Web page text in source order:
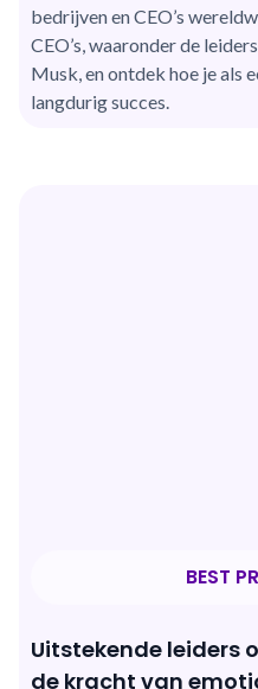
bedrijven en CEO’s
CEO’s, waaronder de
Musk, en ontdek hoe je als
langdurig succes.
BEST
Uitstekende leiders
de kracht van